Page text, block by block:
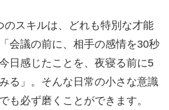
のスキルは、どれも特別な才能
会議の前に、相手の感情を30秒
日感じたことを、夜寝る前に5
る」。そんな日常の小さな意識
も必ず磨くことができます。